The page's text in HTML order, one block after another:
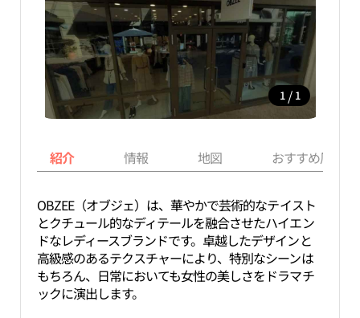
1 / 1
紹介 情報 地図 おすすめ周辺
OBZEE（オブジェ）は、華やかで芸術的なテイスト
とクチュール的なディテールを融合させたハイエン
ドなレディースブランドです。卓越したデザインと
高級感のあるテクスチャーにより、特別なシーンは
もちろん、日常においても女性の美しさをドラマチ
ックに演出します。